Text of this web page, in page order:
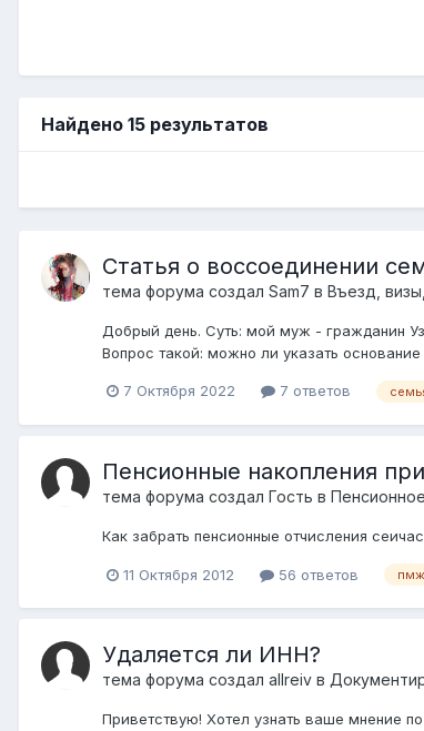
Найдено 15 результатов
Статья о воссоединении
тема форума создал Sam7 в Въезд,
Добрый день. Суть: мой муж - гражданин
Вопрос такой: можно ли указать
7 Октября 2022 7 ответов
Пенсионные накопления
тема форума создал Гость в
Как забрать пенсионные отчисления
11 Октября 2012 56 ответов пмж
Удаляется ли ИНН?
тема форума создал allreiv в
Приветствую! Хотел узнать ваше мнение